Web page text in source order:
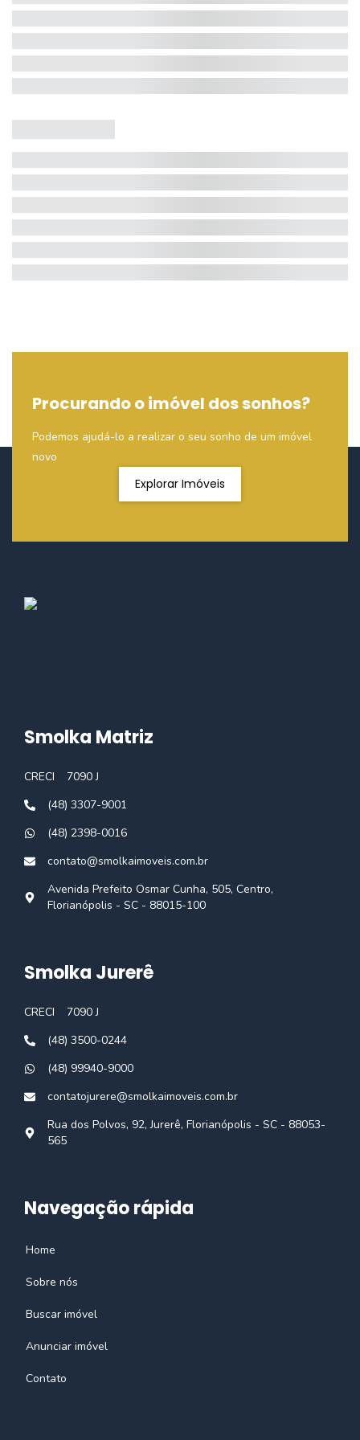
Procurando o imóvel dos sonhos?
Podemos ajudá-lo a realizar o seu sonho de um imóvel
novo
Explorar Imóveis
Smolka Matriz
CRECI
7090 J
(48) 3307-9001
(48) 2398-0016
contato@smolkaimoveis.com.br
Avenida Prefeito Osmar Cunha, 505, Centro,
Florianópolis - SC - 88015-100
Smolka Jurerê
CRECI
7090 J
(48) 3500-0244
(48) 99940-9000
contatojurere@smolkaimoveis.com.br
Rua dos Polvos, 92, Jurerê, Florianópolis - SC - 88053-
565
Navegação rápida
Home
Sobre nós
Buscar imóvel
Anunciar imóvel
Contato